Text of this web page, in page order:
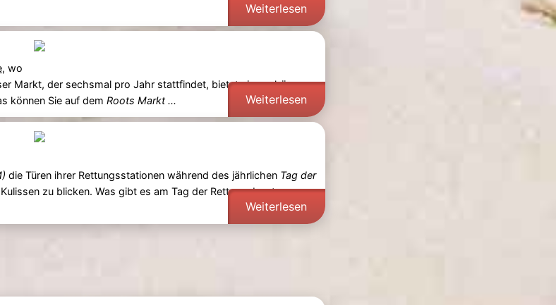
Weiterlesen
, wo
Markt, der sechsmal pro Jahr stattfindet, bietet eine schöne
können Sie auf dem Roots Markt ... Weiterlesen
die Türen ihrer Rettungsstationen während des jährlichen Tag der
zu blicken. Was gibt es am Tag der Rettungsboote zu
Weiterlesen